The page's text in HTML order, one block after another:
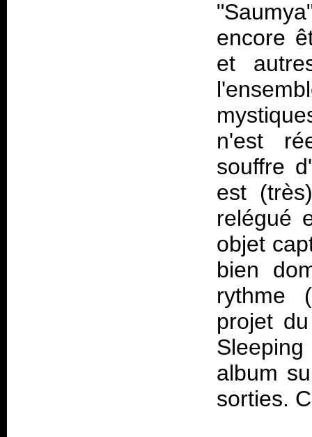
encore
et
n'est
souffre
est
relégué
objet
bien
rythme
projet
album
sorties.